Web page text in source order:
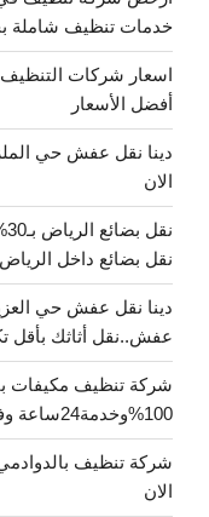
خدمات تنظيف شاملة
أفضل الأسعار
الان
نقل بضائع داخل
عفش..نقل أثاثك بأقل
شركة تنظيف مكيفات
100%وخدمة24ساعة وفورية اتصل الان
الان